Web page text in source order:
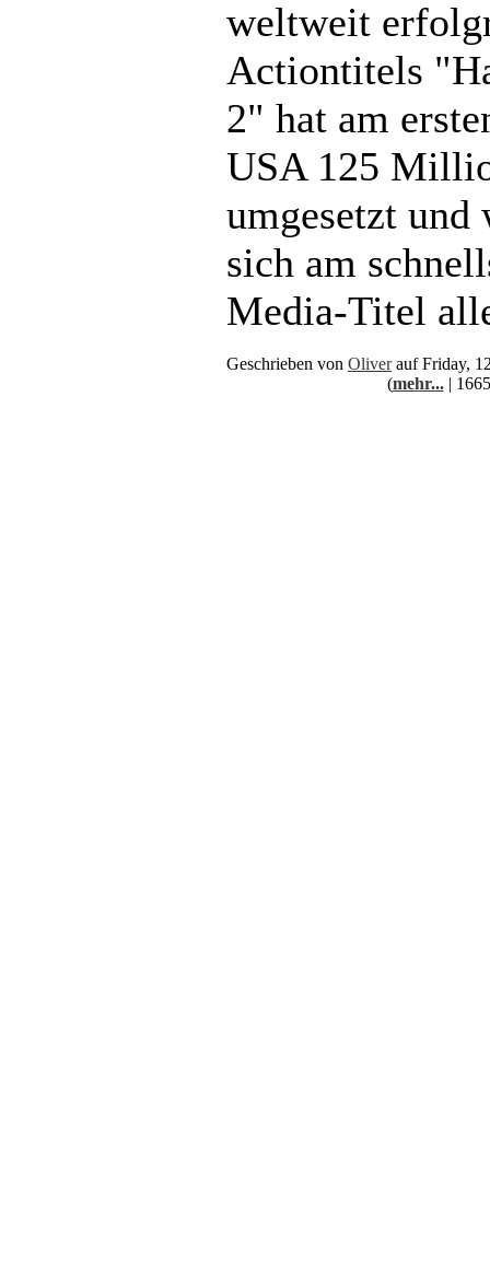
weltweit
Actiontitels
2" hat am
USA 125
umgesetzt und
sich am
Media-Titel
Geschrieben von Oliverauf Friday,
(mehr...|